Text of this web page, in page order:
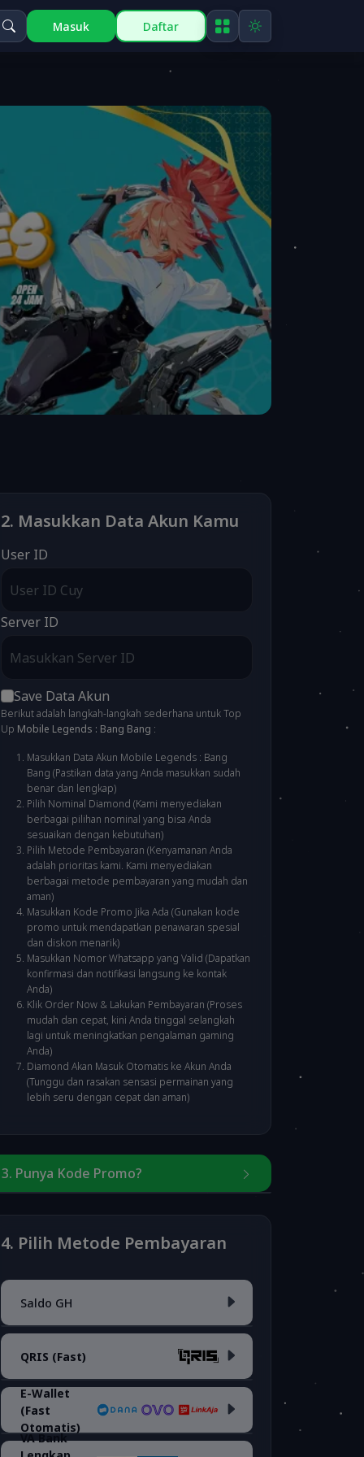
Masuk Daftar
2. Masukkan Data Akun Kamu
User ID
Server ID
Save Data Akun
Berikut adalah langkah-langkah sederhana untuk Top
Up Mobile Legends : Bang Bang :
Masukkan Data Akun Mobile Legends : Bang
Bang (Pastikan data yang Anda masukkan sudah
benar dan lengkap)
Pilih Nominal Diamond (Kami menyediakan
berbagai pilihan nominal yang bisa Anda
sesuaikan dengan kebutuhan)
Pilih Metode Pembayaran (Kenyamanan Anda
adalah prioritas kami. Kami menyediakan
berbagai metode pembayaran yang mudah dan
aman)
Masukkan Kode Promo Jika Ada (Gunakan kode
promo untuk mendapatkan penawaran spesial
dan diskon menarik)
Masukkan Nomor Whatsapp yang Valid (Dapatkan
konfirmasi dan notifikasi langsung ke kontak
Anda)
Klik Order Now & Lakukan Pembayaran (Proses
mudah dan cepat, kini Anda tinggal selangkah
lagi untuk meningkatkan pengalaman gaming
Anda)
Diamond Akan Masuk Otomatis ke Akun Anda
(Tunggu dan rasakan sensasi permainan yang
lebih seru dengan cepat dan aman)
3. Punya Kode Promo?
4. Pilih Metode Pembayaran
Saldo GH
Saldo Akun
QRIS (Fast)
QRIS <i>(fee 0.7%)</i>
E-Wallet
(Fast
Otomatis)
VA Bank